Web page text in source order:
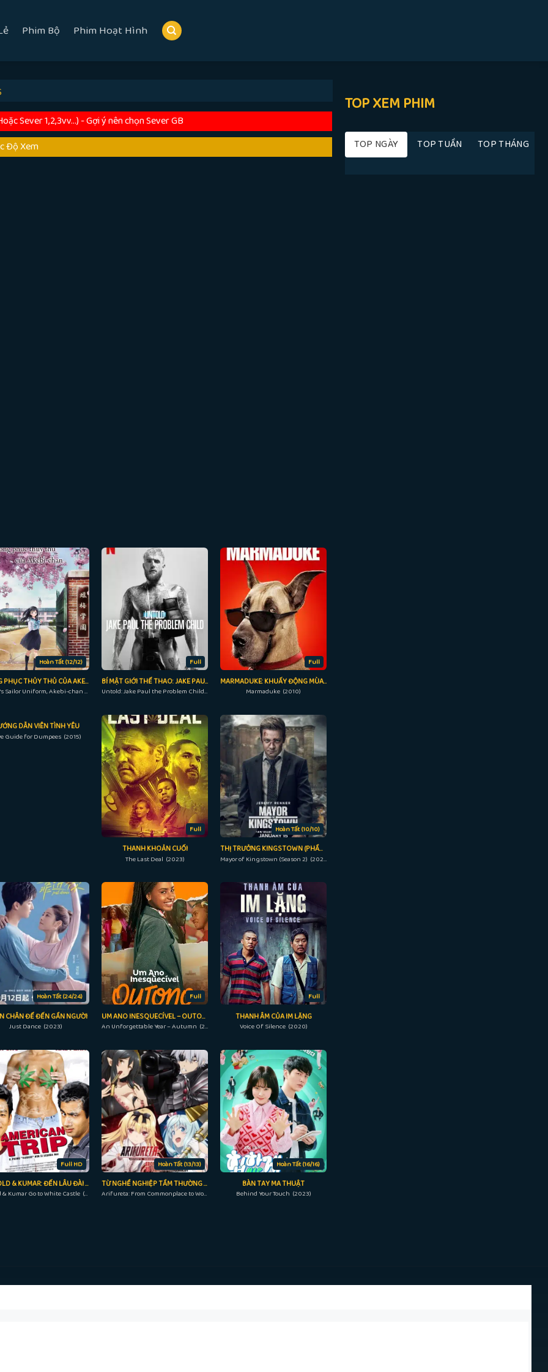
Phim Bộ Phim Hoạt Hình
Sever 1,2,3vv...) - Gợi ý nên chọn Sever GB
Độ Xem
Hoàn Tất (12/12)
ĐỒNG PHỤC THỦY THỦ CỦA AKEBI
Akebi's Sailor Uniform, Akebi-chan no Sailor Fuku (2022)
Full
BÍ MẬT GIỚI THỂ THAO: JAKE PAUL, ĐỨA TRẺ NGỖ NGHỊCH
Untold: Jake Paul the Problem Child (20023)
Full
MARMADUKE: KHUẤY ĐỘNG MÙA HÈ
Marmaduke (2010)
DẪN VIÊN TÌNH YÊU
Guide for Dumpees (2015)
Full
THANH KHOẢN CUỐI
The Last Deal (2023)
Hoàn Tất (10/10)
THỊ TRƯỞNG KINGSTOWN (PHẦN 2)
Mayor of Kingstown (Season 2) (2023)
Hoàn Tất (24/24)
CHÂN ĐỂ ĐẾN GẦN NGƯỜI
Just Dance (2023)
Full
UM ANO INESQUECÍVEL – OUTONO
An Unforgettable Year – Autumn (2023)
Full
THANH ÂM CỦA IM LẶNG
Voice Of Silence (2020)
Full HD
HAROLD & KUMAR: ĐẾN LÂU ĐÀI TRẮNG
Harold & Kumar Go to White Castle (2004)
Hoàn Tất (13/13)
TỪ NGHỀ NGHIỆP TẦM THƯỜNG TRỞ THÀNH NGƯỜI MẠNH NHẤT THẾ GIỚI – PHẦN 1
Arifureta: From Commonplace to World's Strongest S1 (2019)
Hoàn Tất (16/16)
BÀN TAY MA THUẬT
Behind Your Touch (2023)
TOP XEM PHIM
TOP NGÀY TOP TUẦN TOP THÁNG